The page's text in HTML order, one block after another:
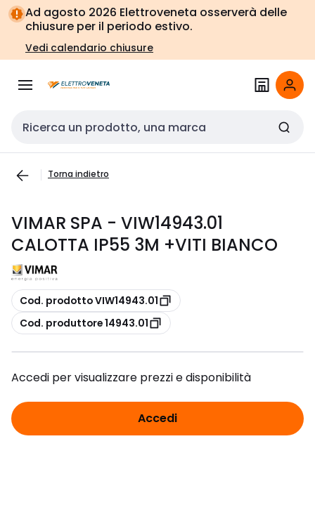
Vai alla
navigazione
Vai
alla
pagina
Ad agosto 2026 Elettroveneta osserverà delle
chiusure per il periodo estivo.
Vedi calendario chiusure
Cerca input
Torna indietro
VIMAR SPA - VIW14943.01
CALOTTA IP55 3M +VITI BIANCO
copia
Cod. prodotto VIW14943.01
copia
Cod. produttore 14943.01
Accedi per visualizzare prezzi e disponibilità
Accedi